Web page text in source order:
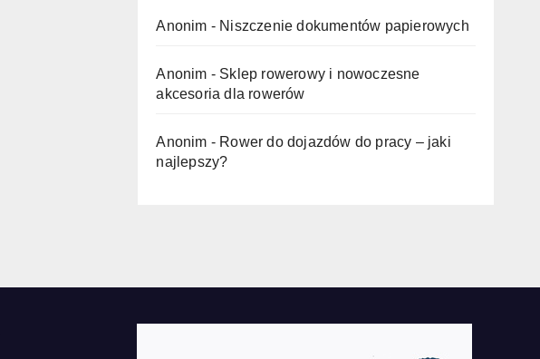
Anonim - Niszczenie dokumentów papierowych
Anonim - Sklep rowerowy i nowoczesne
akcesoria dla rowerów
Anonim - Rower do dojazdów do pracy – jaki
najlepszy?